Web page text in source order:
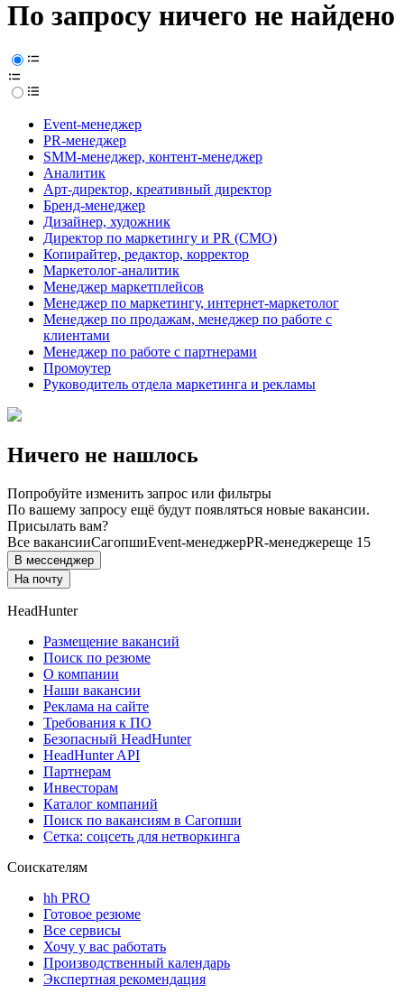
По запросу ничего не найдено
Event-менеджер
PR-менеджер
SMM-менеджер, контент-менеджер
Аналитик
Арт-директор, креативный директор
Бренд-менеджер
Дизайнер, художник
Директор по маркетингу и PR (CMO)
Копирайтер, редактор, корректор
Маркетолог-аналитик
Менеджер маркетплейсов
Менеджер по маркетингу, интернет-маркетолог
Менеджер по продажам, менеджер по работе с
клиентами
Менеджер по работе с партнерами
Промоутер
Руководитель отдела маркетинга и рекламы
Ничего не нашлось
Попробуйте изменить запрос или фильтры
По вашему запросу ещё будут появляться новые вакансии.
Присылать вам?
Все вакансииСагопшиEvent-менеджерPR-менеджереще 15
В мессенджер
На почту
HeadHunter
Размещение вакансий
Поиск по резюме
О компании
Наши вакансии
Реклама на сайте
Требования к ПО
Безопасный HeadHunter
HeadHunter API
Партнерам
Инвесторам
Каталог компаний
Поиск по вакансиям в Сагопши
Сетка: соцсеть для нетворкинга
Соискателям
hh PRO
Готовое резюме
Все сервисы
Хочу у вас работать
Производственный календарь
Экспертная рекомендация